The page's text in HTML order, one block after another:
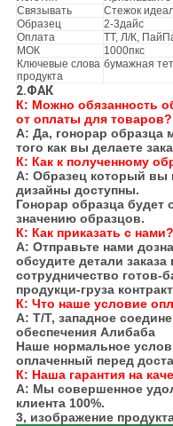
Связывать
Стежок
Образец
2-3дайс
Оплата
ТТ, Л/К,
МОК
1000пкс
Ключевые слова
продукта
бумажная
2.ФАК
К: Можно обязанность
от оплаты для товаров?
А: Да, гонорар образца
того как вы делаете
К: Как к полученному
А: Образец который вы
дизайны доступны.
Гонорар образца будет
значению образцов.
К: Как приказать с нами?
А: Отправьте нами
обсудите детали
сотрудничество готов-
продукци-груза
К: Что наше условие
А: Т/Т, западное
обеспечения Алибаба
Наше нормальное
оплаченный перед
К: Наша гарантия на
А: Мы совершенное
клиента 100%.
3, изображение